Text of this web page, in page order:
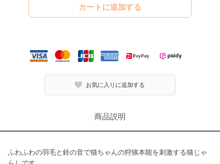
カートに追加する
お気に入りに追加する
商品説明
ふわふわの羽毛と鈴の音で猫ちゃんの狩猟本能を刺激する猫じゃ